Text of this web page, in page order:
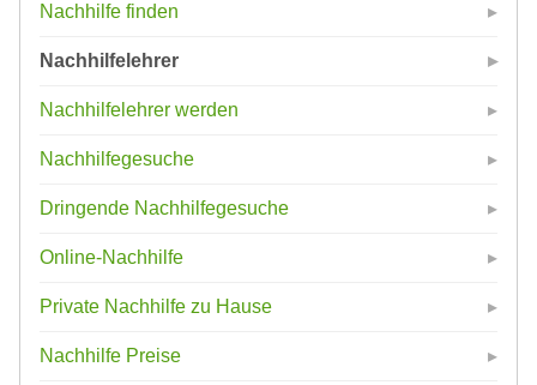
Nachhilfe finden
Nachhilfelehrer
Nachhilfelehrer werden
Nachhilfegesuche
Dringende Nachhilfegesuche
Online-Nachhilfe
Private Nachhilfe zu Hause
Nachhilfe Preise